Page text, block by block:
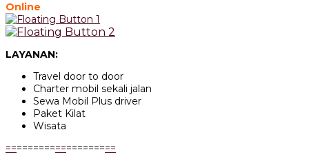
Online
LAYANAN:
Travel door to door
Charter mobil sekali jalan
Sewa Mobil Plus driver
Paket Kilat
Wisata
====================